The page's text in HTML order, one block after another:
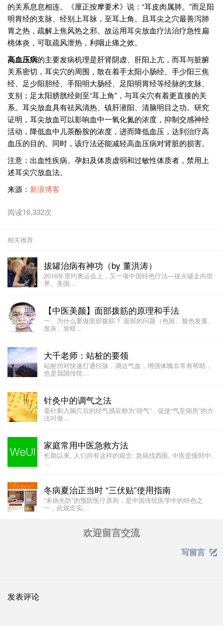
的关系息息相连。《厘正按摩要术》说：“耳皮肉属肺。”而足阳
明胃经的支脉、经别上耳脉，至耳上角。且耳尖之穴最善泻肺
胃之热，疏解上焦风热之邪。故运用耳尖放血疗法治疗急性扁
桃体炎，可取疏风泄热，利咽止痛之效。
高血压病的主要发病机理是肝肾阴虚、肝阳上亢，而耳与脏腑
关系密切，耳尖穴的周围，散在着手太阳小肠经、手少阳三焦
经、足少阳胆经、手阳明大肠经、足阳明胃经等经脉的支脉、
支别；足太阳膀胱经则至“耳上角”，与耳尖穴有着更直接的关
系。耳尖放血具有祛风清热、镇肝潜阳、清脑明目之功。研究
证明，耳尖放血可以影响血中一氧化氮的浓度，抑制交感神经
活动，降低血中儿茶酚胺的浓度，进而降低血压，达到治疗高
血压的目的。同时，该疗法还能减轻高血压病对肾脏的损害。
注意：出血性疾病、孕妇及体质虚弱和过敏性体质者，禁用上
述耳尖穴放血法。
来源： 新浪博客
阅读16,332次
相关推荐
拔罐治病有神功（by 董洪涛）
2016年里约奥运会上，又一项中国特色疗法—拔火罐走向世
界。美国…
【中医美颜】面部拨筋的原理和手法
一、为什么要做面部拨筋？ 面部的问题（色斑、脸色发黄、
发灰、发暗…
大千老师：站桩的要领
站桩功对快速打通经脉，调达气血，增强体魄非常有帮助，
也是我国传统…
针灸中的调气之法
毫针刺入腧穴后的经气感应称为“得气”，促使“气至病所”的方
法叫做…
家庭常用中医急救方法
长期以来, 人们持有这样的观念: 急病找西医, 中医是慢郎中,
…
冬病夏治正当时 “三伏贴”使用指南
“未病先防”的预防医疗原则，是中国传统医学中的特色之
一，此观念实…
欢迎留言交流
写留言 
发表评论